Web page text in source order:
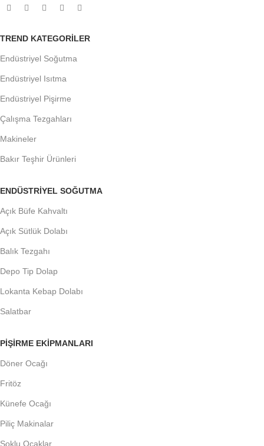
TREND KATEGORILER
Endüstriyel Soğutma
Endüstriyel Isıtma
Endüstriyel Pişirme
Çalışma Tezgahları
Makineler
Bakır Teşhir Ürünleri
ENDÜSTRIYEL SOĞUTMA
Açık Büfe Kahvaltı
Açık Sütlük Dolabı
Balık Tezgahı
Depo Tip Dolap
Lokanta Kebap Dolabı
Salatbar
PIŞIRME EKIPMANLARI
Döner Ocağı
Fritöz
Künefe Ocağı
Piliç Makinalar
Şoklu Ocaklar